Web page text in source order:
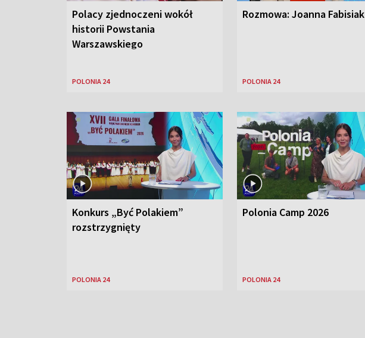
Polacy zjednoczeni wokół
historii Powstania
Warszawskiego
POLONIA 24
Rozmowa: Joanna Fabisiak
POLONIA 24
Konkurs „Być Polakiem”
rozstrzygnięty
POLONIA 24
Polonia Camp 2026
POLONIA 24